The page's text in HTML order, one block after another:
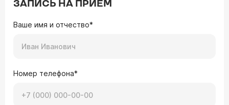
ЗАПИСЬ НА ПРИЕМ
Ваше имя и отчество*
Номер телефона*